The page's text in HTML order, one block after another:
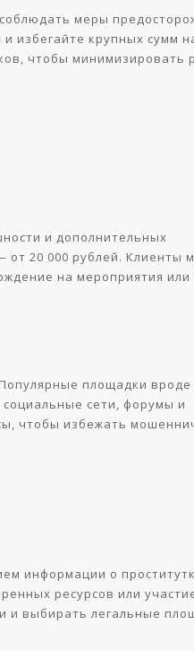
меры
избегайте крупных сумм
чтобы минимизировать
и дополнительных
20 000 рублей. Клиенты
на мероприятия
площадки вроде
сети, форумы и
чтобы избежать
информации о
ресурсов или
и выбирать легальные